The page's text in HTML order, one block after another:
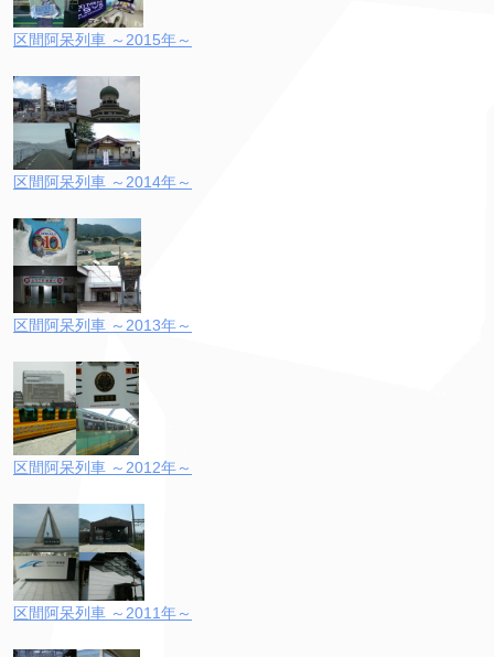
区間阿呆列車 ～2015年～
区間阿呆列車 ～2014年～
区間阿呆列車 ～2013年～
区間阿呆列車 ～2012年～
区間阿呆列車 ～2011年～